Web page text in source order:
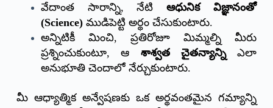
వేదాంత సారాన్ని, నేటిఆధునిక విజ్ఞానంతో
(Science)ముడిపెట్టి అర్థం చేసుకుంటారు.
అన్నిటికీ మించి, ప్రతిరోజూ మిమ్మల్ని మీరు
ప్రశ్నించుకుంటూ, ఆ శాశ్వత చైతన్యాన్నిఎలా
అనుభూతి చెందాలో నేర్చుకుంటారు.
మీ ఆధ్యాత్మిక అన్వేషణకు ఒక అర్థవంతమైన గమ్యాన్ని